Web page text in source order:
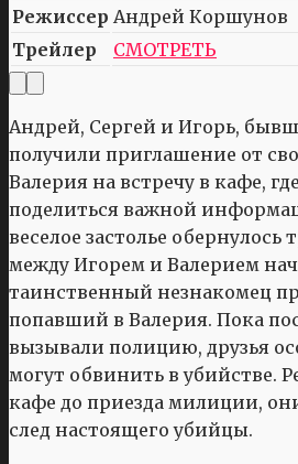
Режиссер Андрей Коршунов
Трейлер
СМОТРЕТЬ
Андрей, Сергей и Игорь,
получили приглашение от
Валерия на встречу в кафе,
поделиться важной
веселое застолье обернулось
между Игорем и Валерием
таинственный незнакомец
попавший в Валерия. Пока
вызывали полицию, друзья
могут обвинить в убийстве.
кафе до приезда милиции,
след настоящего убийцы.